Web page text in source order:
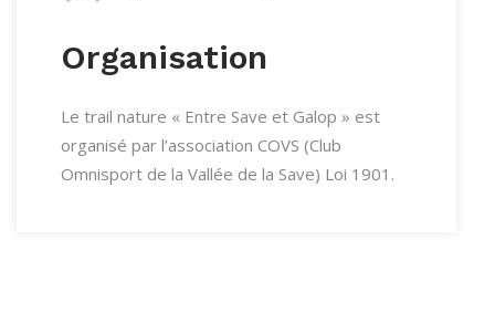
Organisation
Le trail nature « Entre Save et Galop » est
organisé par l’association COVS (Club
Omnisport de la Vallée de la Save) Loi 1901.